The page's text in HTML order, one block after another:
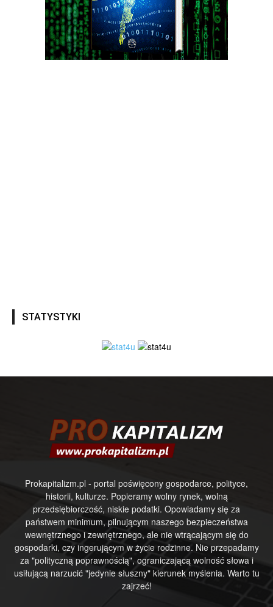
STATYSTYKI
Prokapitalizm.pl - portal poświęcony gospodarce, polityce,
historii, kulturze. Popieramy wolny rynek, wolną
przedsiębiorczość, niskie podatki. Opowiadamy się za
państwem minimum, pilnującym naszego bezpieczeństwa
wewnętrznego i zewnętrznego, ale nie wtrącającym się do
gospodarki, czy ingerującym w życie rodzinne. Nie przepadamy
za "polityczną poprawnością", ograniczającą wolność słowa i
usiłującą narzucić "jedynie słuszny" kierunek myślenia. Warto tu
zajrzeć!